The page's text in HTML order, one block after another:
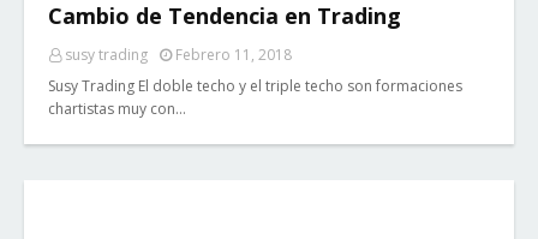
Cambio de Tendencia en Trading
susy trading
Febrero 11, 2018
Susy Trading El doble techo y el triple techo son formaciones
chartistas muy con…